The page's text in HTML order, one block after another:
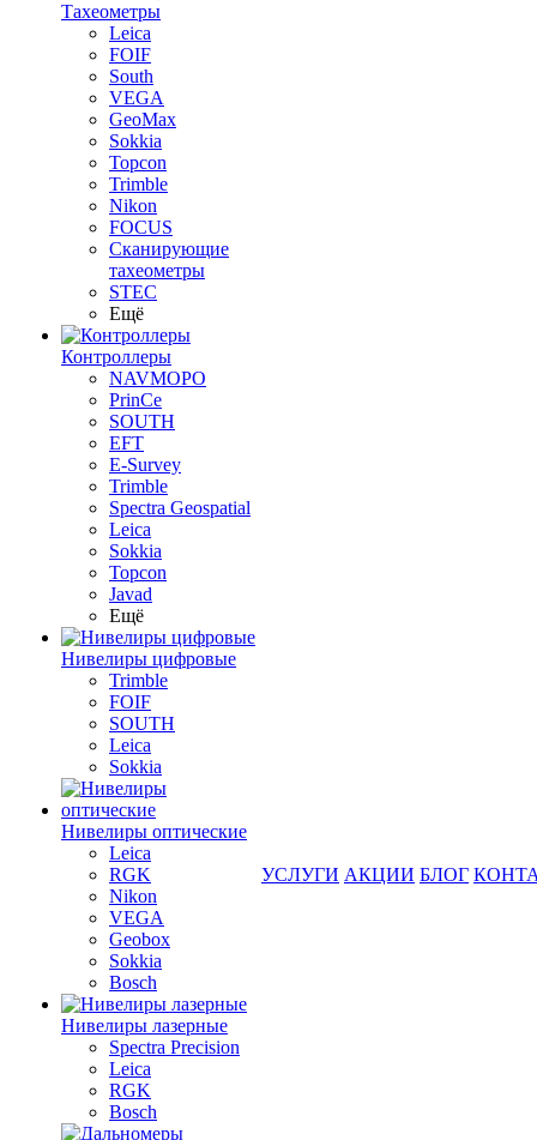
Тахеометры
Leica
FOIF
South
VEGA
GeoMax
Sokkia
Topcon
Trimble
Nikon
FOCUS
Сканирующие
тахеометры
STEC
Ещё
Контроллеры
NAVMOPO
PrinCe
SOUTH
EFT
E-Survey
Trimble
Spectra Geospatial
Leica
Sokkia
Topcon
Javad
Ещё
Нивелиры цифровые
Trimble
FOIF
SOUTH
Leica
Sokkia
Нивелиры оптические
Leica
RGK
Nikon
VEGA
Geobox
Sokkia
Bosch
Нивелиры лазерные
Spectra Precision
Leica
RGK
Bosch
УСЛУГИ АКЦИИ БЛОГ